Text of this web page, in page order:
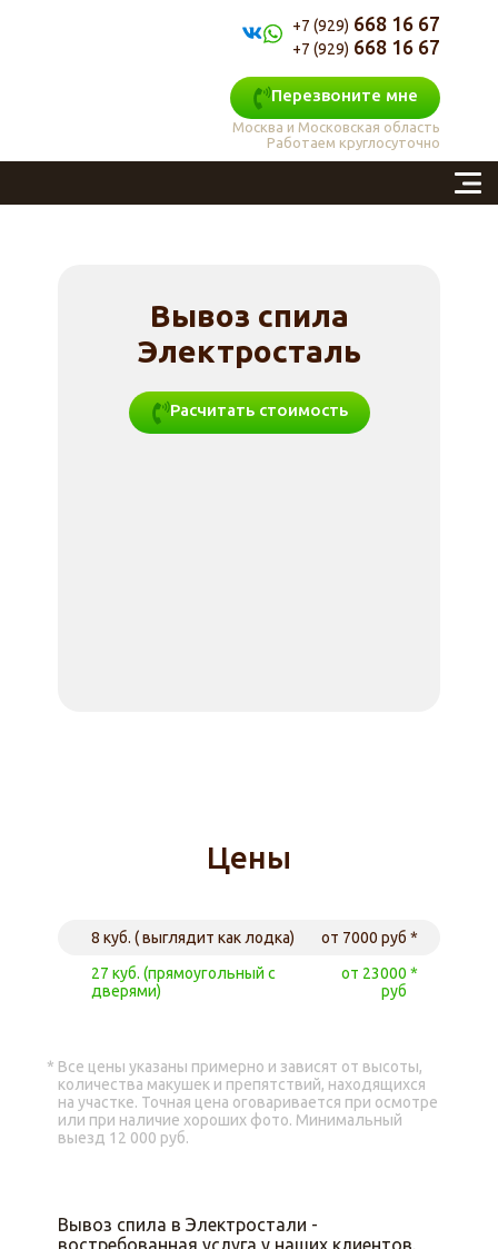
+7 (929) 668 16 67
+7 (929) 668 16 67
Москва и Московская область
Работаем круглосуточно
Перезвоните мне
Вывоз спила
Электросталь
Расчитать стоимость
Цены
8 куб. ( выглядит как лодка)
от 7000 руб
27 куб. (прямоугольный с
дверями)
от 23000
руб
Все цены указаны примерно и зависят от высоты,
количества макушек и препятствий, находящихся
на участке. Точная цена оговаривается при осмотре
или при наличие хороших фото. Минимальный
выезд 12 000 руб.
Вывоз спила в Электростали -
востребованная услуга у наших клиентов.